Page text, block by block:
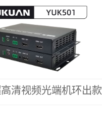
清视频光端机环出款